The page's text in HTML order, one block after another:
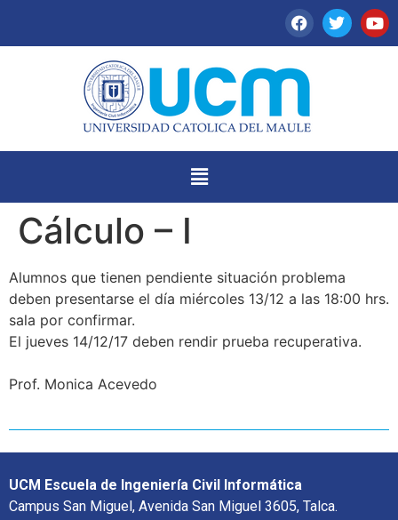
Cálculo – I
Alumnos que tienen pendiente situación problema
deben presentarse el día miércoles 13/12 a las 18:00 hrs.
sala por confirmar.
El jueves 14/12/17 deben rendir prueba recuperativa.
Prof. Monica Acevedo
UCM Escuela de Ingeniería Civil Informática
Campus San Miguel, Avenida San Miguel 3605, Talca.